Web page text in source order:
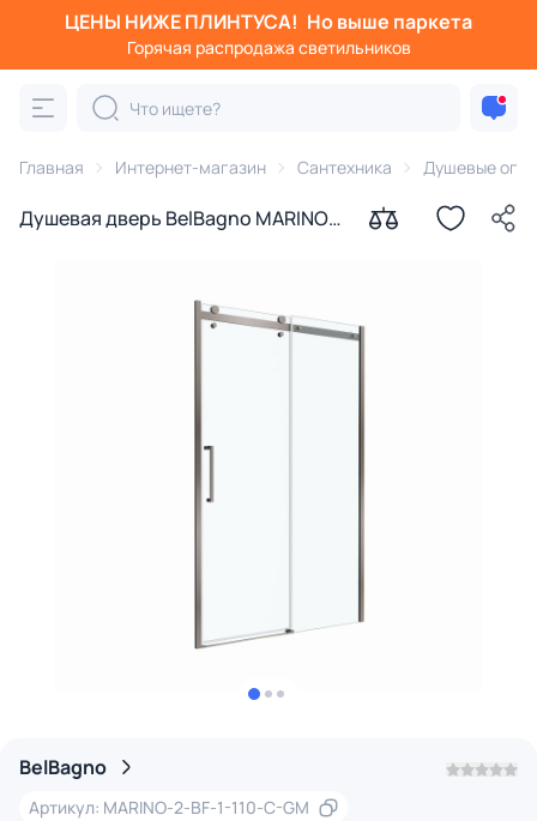
ЦЕНЫ НИЖЕ ПЛИНТУСА! Но выше паркета
Горячая распродажа светильников
Главная Интернет-магазин Сантехника Душевые
Душевая дверь BelBagno MARINO-
BelBagno
Артикул: MARINO-2-BF-1-110-C-GM